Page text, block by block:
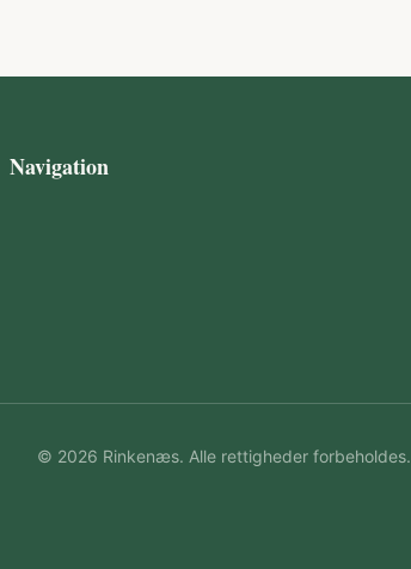
Navigation
© 2026 Rinkenæs. Alle rettigheder forbeholdes.